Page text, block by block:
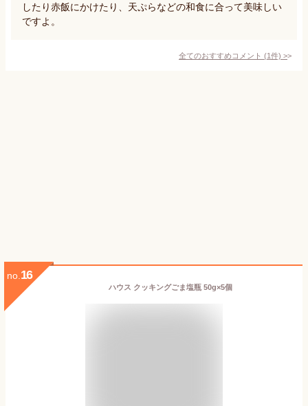
したり赤飯にかけたり、天ぷらなどの和食に合って美味しい
ですよ。
全てのおすすめコメント (1件) >
no. 16
ハウス クッキングごま塩瓶 50g×5個